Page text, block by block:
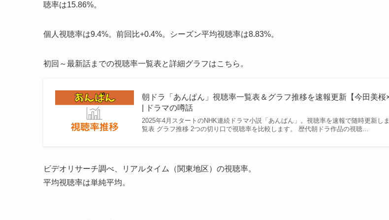
聴率は15.86%。
個人視聴率は9.4%。前回比+0.4%。シーズン平均視聴率は8.83%。
初回～最新話までの視聴率一覧表と詳細グラフはこちら。
朝ドラ「あんぱん」視聴率一覧表＆グラフ推移を速報更新【今田美桜
| ドラマの噂話
2025年4月スタートのNHK連続ドラマ小説「あんぱん」。視聴率を速報で随時更新し
覧表 グラフ推移 2つの切り口で視聴率を比較します。 歴代朝ドラ作品の視聴…
ビデオリサーチ調べ、リアルタイム（関東地区）の視聴率。
平均視聴率は単純平均。